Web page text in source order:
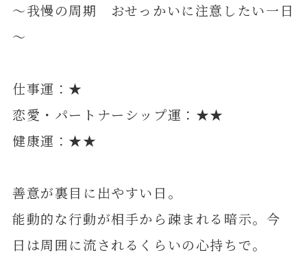
～我慢の周期 おせっかいに注意したい一日
～
仕事運：★
恋愛・パートナーシップ運：★★
健康運：★★
善意が裏目に出やすい日。
能動的な行動が相手から疎まれる暗示。今
日は周囲に流されるくらいの心持ちで。